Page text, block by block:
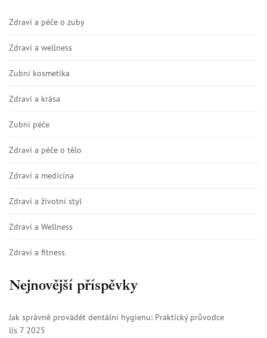
Zdraví a péče o zuby
Zdraví a wellness
Zubní kosmetika
Zdraví a krása
Zubní péče
Zdraví a péče o tělo
Zdraví a medicína
Zdraví a životní styl
Zdraví a Wellness
Zdraví a fitness
Nejnovější příspěvky
Jak správně provádět dentální hygienu: Praktický průvodce
lis 7 2025